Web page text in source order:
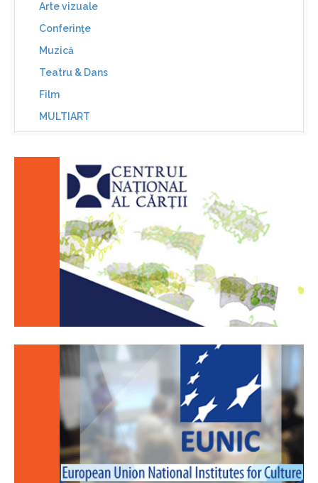
Arte vizuale
Conferinţe
Muzică
Teatru & Dans
Film
MULTIART